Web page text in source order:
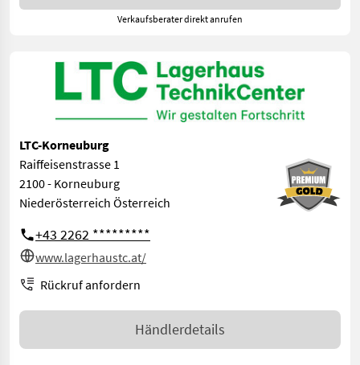
Verkaufsberater direkt anrufen
LTC-Korneuburg
Raiffeisenstrasse 1
2100 - Korneuburg
Niederösterreich Österreich
+43 2262 *********
www.lagerhaustc.at/
Rückruf anfordern
Händlerdetails